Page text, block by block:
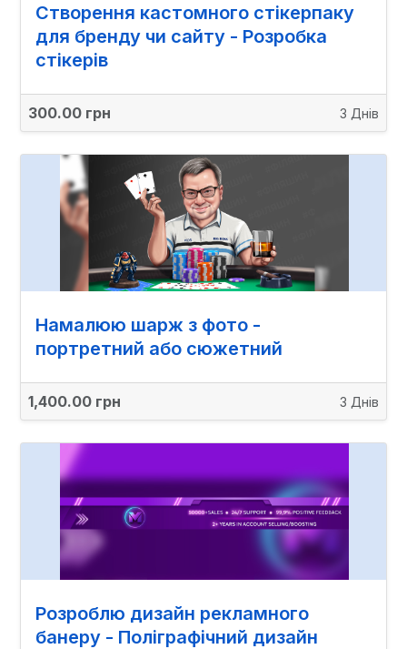
Створення кастомного стікерпаку
для бренду чи сайту - Розробка
стікерів
300.00 грн 3 Днів
Намалюю шарж з фото -
портретний або сюжетний
1,400.00 грн 3 Днів
Розроблю дизайн рекламного
банеру - Поліграфічний дизайн